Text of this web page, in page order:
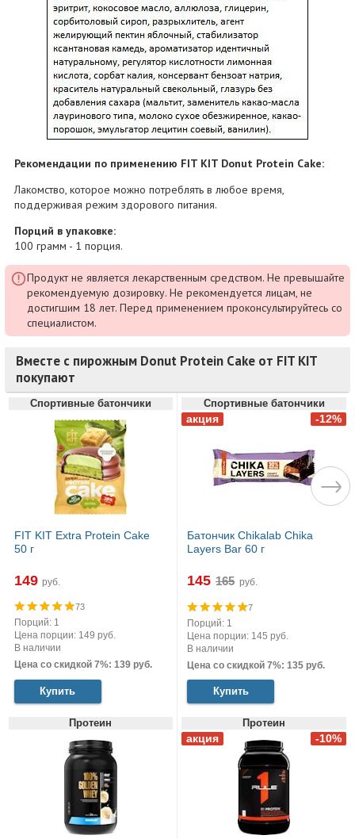
Рекомендации по применению FIT KIT Donut Protein Cake:
Лакомство, которое можно потреблять в любое время,
поддерживая режим здорового питания.
Порций в упаковке:
100 грамм - 1 порция.
Продукт не является лекарственным средством. Не превышайте
рекомендуемую дозировку. Не рекомендуется лицам, не
достигшим 18 лет. Перед применением проконсультируйтесь со
специалистом.
Вместе с пирожным Donut Protein Cake от FIT KIT
покупают
Спортивные батончики
FIT KIT Extra Protein Cake
50 г
149 руб.
73
Порций: 1
Цена порции: 149 руб.
В наличии
Цена со скидкой 7%: 139 руб.
Купить
Спортивные батончики
Батончик Chikalab Chika
Layers Bar 60 г
145 руб.
7
Порций: 1
Цена порции: 145 руб.
В наличии
Цена со скидкой 7%: 135 руб.
Купить
Протеин Протеин